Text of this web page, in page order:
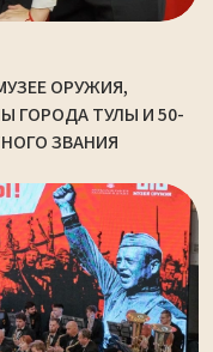
ОРУЖИЯ,
ГОРОДА ТУЛЫ И 50-
ЗВАНИЯ